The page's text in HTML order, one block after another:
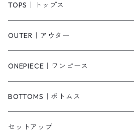
TOPS｜トップス
Tシャツ/カットソー
シャツ/ブラウス
ベスト/チョッキ
タンクトップ/キャミソール
OUTER｜アウター
ジャケット/ブルゾン
コート
カーディガン
ONEPIECE｜ワンピース
柄
無地
BOTTOMS｜ボトムス
パンツ・デニム
セットアップ